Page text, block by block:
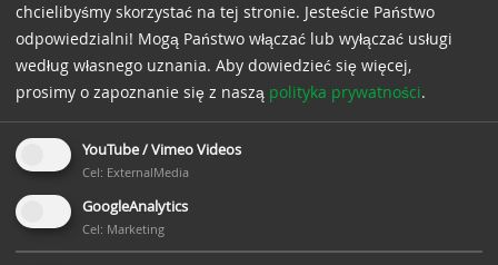
chcielibyśmy skorzystać na tej stronie. Jesteście Państwo
odpowiedzialni! Mogą Państwo włączać lub wyłączać usługi
według własnego uznania. Aby dowiedzieć się więcej,
prosimy o zapoznanie się z naszą polityka prywatności.
YouTube / Vimeo Videos
Cel: ExternalMedia
GoogleAnalytics
Cel: Marketing